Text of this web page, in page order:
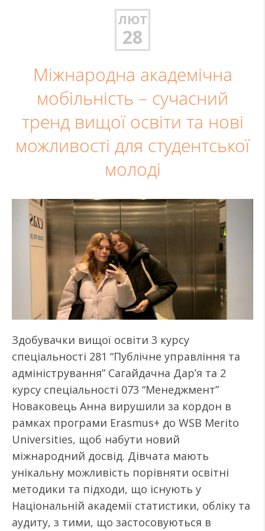
ЛЮТ
28
Міжнародна академічна
мобільність – сучасний
тренд вищої освіти та нові
можливості для студентської
молоді
Здобувачки вищої освіти 3 курсу
спеціальності 281 “Публічне управління та
адміністрування” Сагайдачна Дар’я та 2
курсу спеціальності 073 “Менеджмент”
Новаковець Анна вирушили за кордон в
рамках програми Erasmus+ до WSB Merito
Universities, щоб набути новий
міжнародний досвід. Дівчата мають
унікальну можливість порівняти освітні
методики та підходи, що існують у
Національній академії статистики, обліку та
аудиту, з тими, що застосовуються в